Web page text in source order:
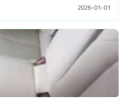
2026-01-01